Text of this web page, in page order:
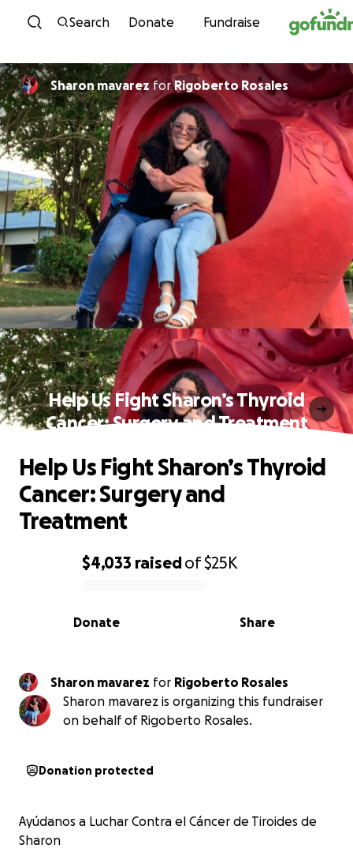
Skip to content
Search Donate Fundraise
Sharon mavarezforRigoberto Rosales
Help Us Fight Sharon’s Thyroid
Cancer: Surgery and Treatment
0% complete
$4,033 raisedof$25K
Share
Donate
Help Us Fight Sharon’s Thyroid
Cancer: Surgery and
Treatment
Sharon mavarez for Rigoberto Rosales
Sharon mavarez is organizing this fundraiser
on behalf of Rigoberto Rosales.
Donation protected
Ayúdanos a Luchar Contra el Cáncer de Tiroides de
Sharon